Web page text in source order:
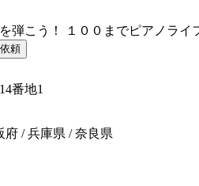
弾こう！ １００までピアノライ
番地1
府 / 兵庫県 / 奈良県